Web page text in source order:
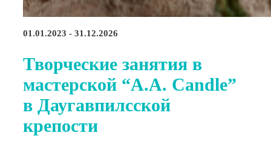
01.01.2023 - 31.12.2026
Творческие занятия в
мастерской “A.A. Candle”
в Даугавпилсской
крепости